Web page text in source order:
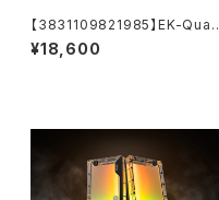
【3831109821985】EK-Quan
tum Inertia D5 Body D-RGB
– Acetal
¥18,600